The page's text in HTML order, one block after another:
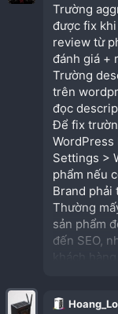
Trường
được fix
review từ
đánh giá +
Trường
trên
đọc
Để fix
WordPress
Settings >
phẩm nếu
Brand phải
Thường
sản phẩm
đến SEO,